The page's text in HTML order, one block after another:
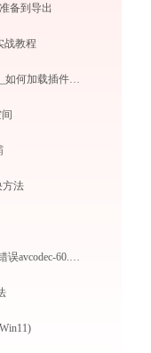
备到导出
战教程
疯歌音效平台VST插件/补丁安装教程_如何加载插件效果包
方法